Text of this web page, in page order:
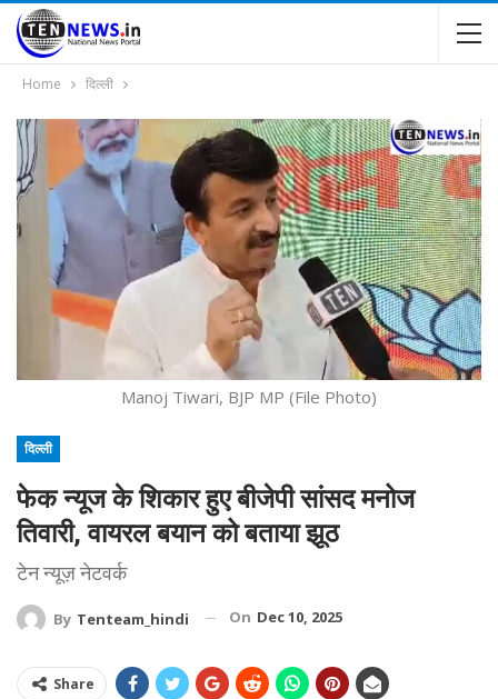
Home दिल्ली
Manoj Tiwari, BJP MP (File Photo)
दिल्ली
फेक न्यूज के शिकार हुए बीजेपी सांसद मनोज
तिवारी, वायरल बयान को बताया झूठ
टेन न्यूज़ नेटवर्क
By Tenteam_hindi On Dec 10, 2025
Share